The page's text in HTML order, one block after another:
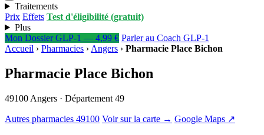
Traitements
Prix Effets Test d'éligibilité (gratuit)
Plus
Mon Dossier GLP-1 — 4,99 € Parler au Coach GLP-1
Accueil › Pharmacies › Angers › Pharmacie Place Bichon
Pharmacie Place Bichon
49100 Angers · Département 49
Autres pharmacies 49100 Voir sur la carte → Google Maps ↗